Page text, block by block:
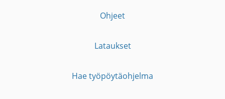
Ohjeet
Lataukset
Hae työpöytäohjelma